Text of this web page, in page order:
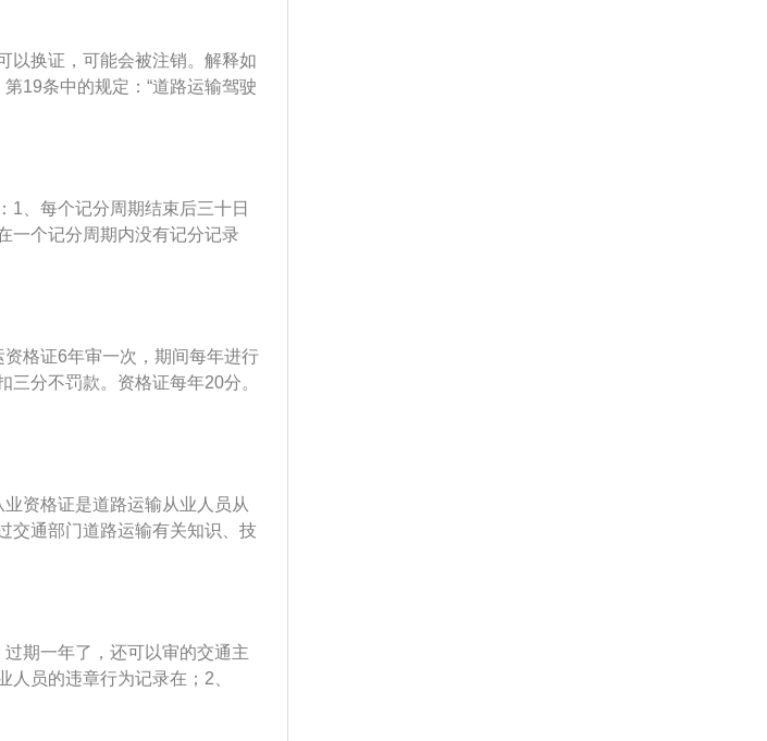
营运汽车驾驶员职业培训教学
的相关规定进行培训。4、由市
结束后公布考试成绩，理论考试
手续；3、道路运输从业人员从
理证件补发手续。
以换证，可能会被注销。解释如
19条中的规定：“道路运输驾驶
从业资格证件到挡案所在地设区
第27条中的规定：“道路运输驾
级的，道路运输管理机构应当
规定来看，一直没有审，现在
1、每个记分周期结束后三十日
一个记分周期内没有记分记录
填写表格如实申报身体条件，
从业资格证。初次申领从业资
业从业资格证到期后，携带身
的可重新领取货运从业资格证。
格证6年审一次，期间每年进行
分不罚款。资格证每年20分。
信考核，六年换证。但是诚信
记分清零。六年不换证超过半年
。货运资格证是要年审的。货
审及换证业务。注意是每年一
，《中华人民共和国道路运输
驾驶培训教练员证》统称道路
通过职业驾驶等活动而获取报
资格证是道路运输从业人员从
交通部门道路运输有关知识、技
驾驶等活动而获取报酬的一种
动车驾驶培训教练员证》统称道
货运输驾驶员、道路危险货物
期一年了，还可以审的交通主
员的违章行为记录在；2、
的违章记录栏内，并通报发证